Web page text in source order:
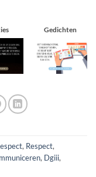
Gedichten
, Respect,
, Dgiii,